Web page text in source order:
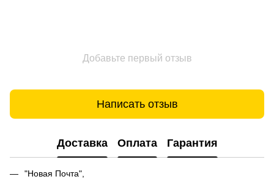
Добавьте первый отзыв
Написать отзыв
Доставка Оплата Гарантия
"Новая Почта",